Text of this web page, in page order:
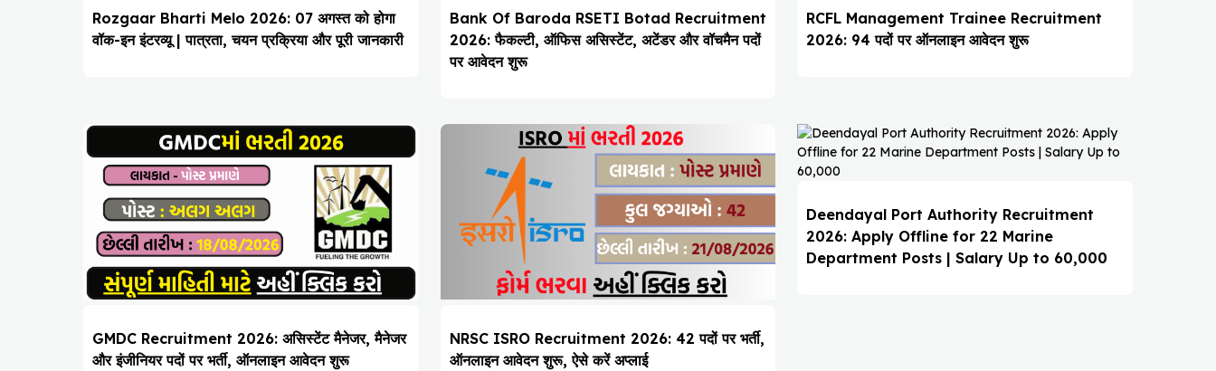
Rozgaar Bharti Melo 2026: 07 अगस्त को होगा
वॉक-इन इंटरव्यू | पात्रता, चयन प्रक्रिया और पूरी जानकारी
Bank Of Baroda RSETI Botad Recruitment
2026: फैकल्टी, ऑफिस असिस्टेंट, अटेंडर और वॉचमैन पदों
पर आवेदन शुरू
RCFL Management Trainee Recruitment
2026: 94 पदों पर ऑनलाइन आवेदन शुरू
GMDC Recruitment 2026: असिस्टेंट मैनेजर, मैनेजर
और इंजीनियर पदों पर भर्ती, ऑनलाइन आवेदन शुरू
NRSC ISRO Recruitment 2026: 42 पदों पर भर्ती,
ऑनलाइन आवेदन शुरू, ऐसे करें अप्लाई
Deendayal Port Authority Recruitment
2026: Apply Offline for 22 Marine
Department Posts | Salary Up to ₹60,000